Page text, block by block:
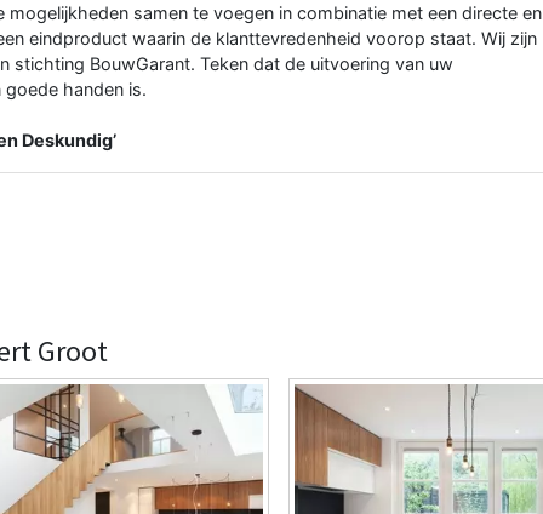
mogelijkheden samen te voegen in combinatie met een directe en
eindproduct waarin de klanttevredenheid voorop staat. Wij zijn
stichting BouwGarant. Teken dat de uitvoering van uw
handen is.
Deskundig’
Groot